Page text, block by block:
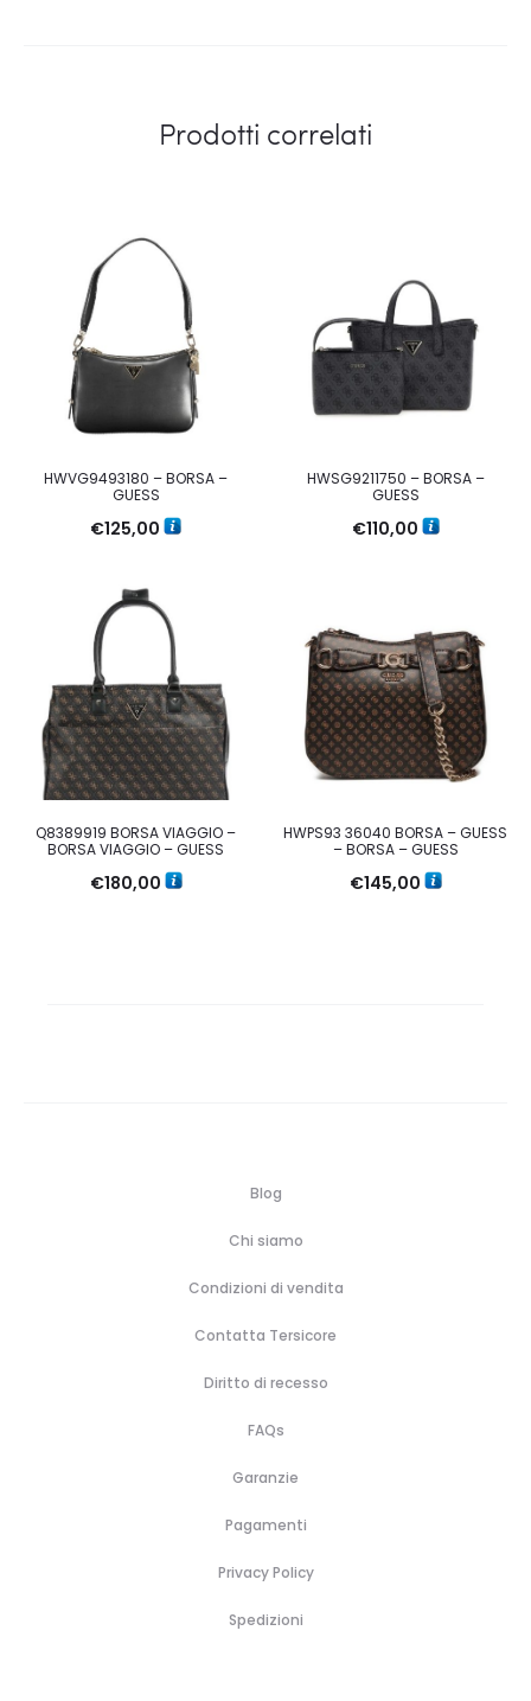
Prodotti correlati
HWVG9493180 – BORSA –
GUESS
€125,00
HWSG9211750 – BORSA –
GUESS
€110,00
Q8389919 BORSA VIAGGIO –
BORSA VIAGGIO – GUESS
€180,00
HWPS93 36040 BORSA – GUESS
– BORSA – GUESS
€145,00
Blog
Chi siamo
Condizioni di vendita
Contatta Tersicore
Diritto di recesso
FAQs
Garanzie
Pagamenti
Privacy Policy
Spedizioni